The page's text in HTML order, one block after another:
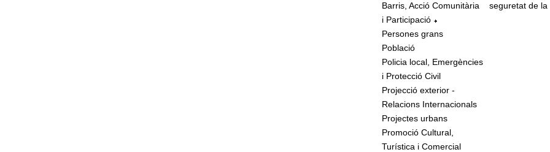
Barris, Acció Comunitària
i Participació
Persones grans
Població
Policia local, Emergències
i Protecció Civil
Projecció exterior -
Relacions Internacionals
Projectes urbans
Promoció Cultural,
Turística i Comercial
seguretat de la